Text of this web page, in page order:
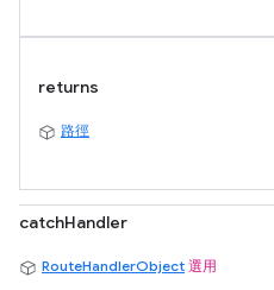
returns
路徑
catchHandler
RouteHandlerObject 選用